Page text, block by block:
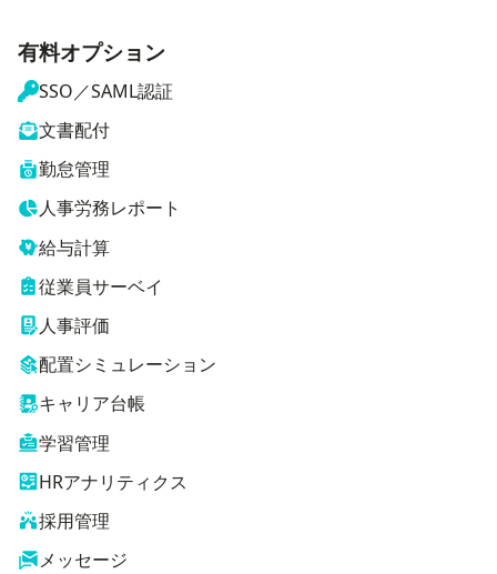
有料オプション
SSO／SAML認証
文書配付
勤怠管理
人事労務レポート
給与計算
従業員サーベイ
人事評価
配置シミュレーション
キャリア台帳
学習管理
HRアナリティクス
採用管理
メッセージ